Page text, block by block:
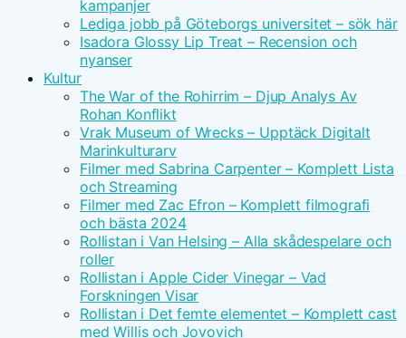
kampanjer
Lediga jobb på Göteborgs universitet – sök här
Isadora Glossy Lip Treat – Recension och
nyanser
Kultur
The War of the Rohirrim – Djup Analys Av
Rohan Konflikt
Vrak Museum of Wrecks – Upptäck Digitalt
Marinkulturarv
Filmer med Sabrina Carpenter – Komplett Lista
och Streaming
Filmer med Zac Efron – Komplett filmografi
och bästa 2024
Rollistan i Van Helsing – Alla skådespelare och
roller
Rollistan i Apple Cider Vinegar – Vad
Forskningen Visar
Rollistan i Det femte elementet – Komplett cast
med Willis och Jovovich